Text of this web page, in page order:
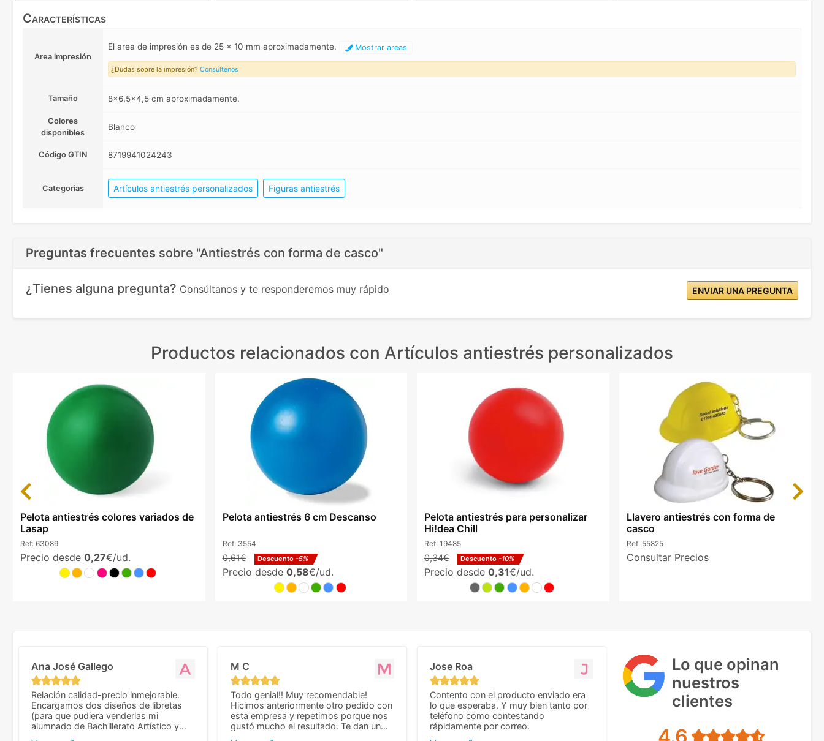
Características
Area impresión
El area de impresión es de 25 x 10 mm aproximadamente. Mostrar areas
¿Dudas sobre la impresión? Consúltenos
Tamaño 8x6,5x4,5 cm aproximadamente.
Colores
disponibles
Blanco
Código GTIN 8719941024243
Categorias Artículos antiestrés personalizados Figuras antiestrés
Preguntas frecuentes sobre "Antiestrés con forma de casco"
¿Tienes alguna pregunta? Consúltanos y te responderemos muy rápido ENVIAR UNA PREGUNTA
Productos relacionados con Artículos antiestrés personalizados
Pelota antiestrés colores variados de
Lasap
Ref: 63089
Precio desde 0,27€/ud.
Pelota antiestrés 6 cm Descanso
Ref: 3554
0,61€ Descuento -5%
Precio desde 0,58€/ud.
Pelota antiestrés para personalizar
Hi!dea Chill
Ref: 19485
0,34€ Descuento -10%
Precio desde 0,31€/ud.
Llavero antiestrés con forma de
casco
Ref: 55825
Consultar Precios
Previous Next
Lo que opinan
nuestros
clientes
4.6
Ana José Gallego
Relación calidad-precio inmejorable.
Encargamos dos diseños de libretas
(para que pudiera venderlas mi
alumnado de Bachillerato Artístico y
M C
Todo genial!! Muy recomendable!
Hicimos anteriormente otro pedido con
esta empresa y repetimos porque nos
gustó mucho el resultado. Te dan un
Jose Roa
Contento con el producto enviado era
lo que esperaba. Y muy bien tanto por
teléfono como contestando
rápidamente por correo.